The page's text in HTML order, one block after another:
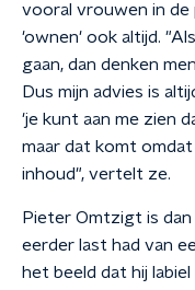
vooral vrouwen in de
'ownen' ook altijd.
gaan, dan denken
Dus mijn advies is
'je kunt aan me zien
maar dat komt
inhoud", vertelt ze.
Pieter Omtzigt is
eerder last had van
het beeld dat hij